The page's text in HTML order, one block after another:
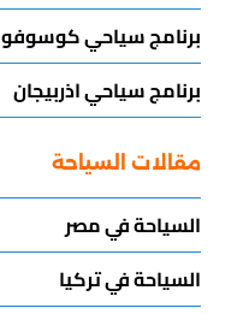
برنامج سياحي كوسوفو
برنامج سياحي اذربيجان
مقالات السياحة
السياحة في مصر
السياحة في تركيا